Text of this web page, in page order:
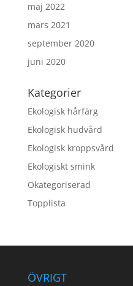
maj 2022
mars 2021
september 2020
juni 2020
Kategorier
Ekologisk hårfärg
Ekologisk hudvård
Ekologisk kroppsvård
Ekologiskt smink
Okategoriserad
Topplista
ÖVRIGT